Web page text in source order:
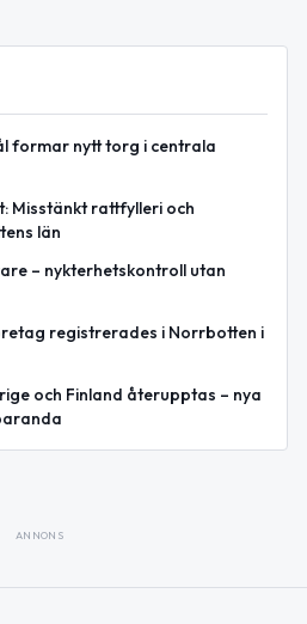
formar nytt torg i centrala
Misstänkt rattfylleri och
län
– nykterhetskontroll utan
registrerades i Norrbotten i
och Finland återupptas – nya
ANNONS